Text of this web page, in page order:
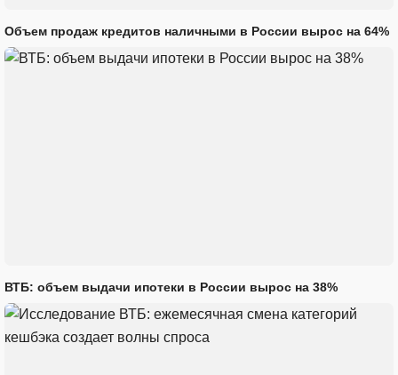
Объем продаж кредитов наличными в России вырос на 64%
ВТБ: объем выдачи ипотеки в России вырос на 38%